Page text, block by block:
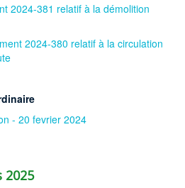
2024-381 relatif à la démolition
2024-380 relatif à la circulation
- 20 fevrier 2024
2025